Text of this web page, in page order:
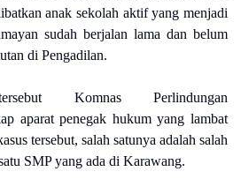
anak sekolah aktif yang menjadi
sudah berjalan lama dan belum
di Pengadilan.
Komnas Perlindungan
aparat penegak hukum yang lambat
tersebut, salah satunya adalah salah
SMP yang ada di Karawang.